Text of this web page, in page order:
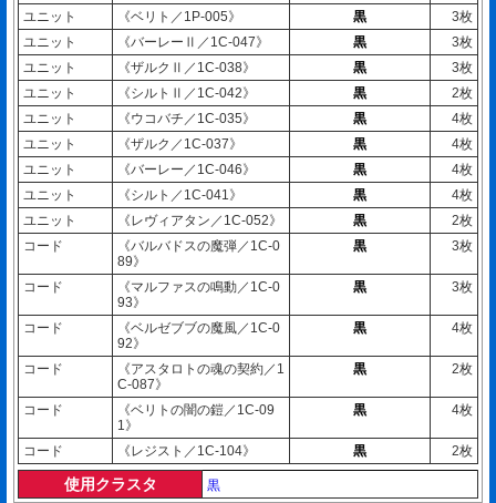
ユニット
《ベリト／1P-005》 黒
3枚
ユニット
《バーレーⅡ／1C-047》 黒
3枚
ユニット
《ザルクⅡ／1C-038》 黒
3枚
ユニット
《シルトⅡ／1C-042》 黒
2枚
ユニット
《ウコバチ／1C-035》 黒
4枚
ユニット
《ザルク／1C-037》 黒
4枚
ユニット
《バーレー／1C-046》 黒
4枚
ユニット
《シルト／1C-041》 黒
4枚
ユニット
《レヴィアタン／1C-052》 黒
2枚
コード
《バルバドスの魔弾／1C-0
89》
黒 3枚
コード
《マルファスの鳴動／1C-0
93》
黒 3枚
コード
《ベルゼブブの魔風／1C-0
92》
黒 4枚
コード
《アスタロトの魂の契約／1
C-087》
黒 2枚
コード
《ベリトの闇の鎧／1C-09
1》
黒 4枚
コード 《レジスト／1C-104》 黒 2枚
使用クラスタ 黒